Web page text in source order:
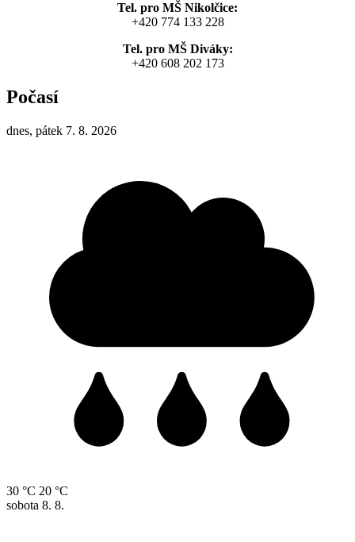
Tel. pro MŠ Nikolčice:
+420 774 133 228
Tel. pro MŠ Diváky:
+420 608 202 173
Počasí
dnes, pátek 7. 8. 2026
30 °C 20 °C
sobota 8. 8.